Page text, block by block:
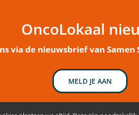
OncoLokaal
via de nieuwsbrief van Samen
MELD JE AAN